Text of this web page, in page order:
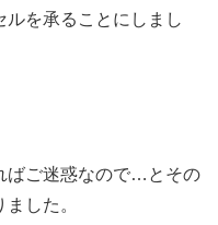
ルを承ることにしまし
ばご迷惑なので…とその
した。